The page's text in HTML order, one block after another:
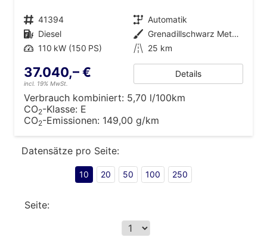
Fahrzeugnr. 41394 Getriebe Automatik
Kraftstoff Diesel Außenfarbe
Grenadillschwarz Metallic
Leistung 110 kW (150 PS) Kilometerstand 25 km
37.040,– €
incl. 19% MwSt.
Details
Verbrauch kombiniert: 5,70 l/100km
CO2-Klasse: E
CO2-Emissionen: 149,00 g/km
Datensätze pro Seite:
10 20 50 100 250
Seite: